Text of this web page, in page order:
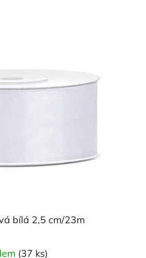
bílá 2,5 cm/23m
(37 ks)